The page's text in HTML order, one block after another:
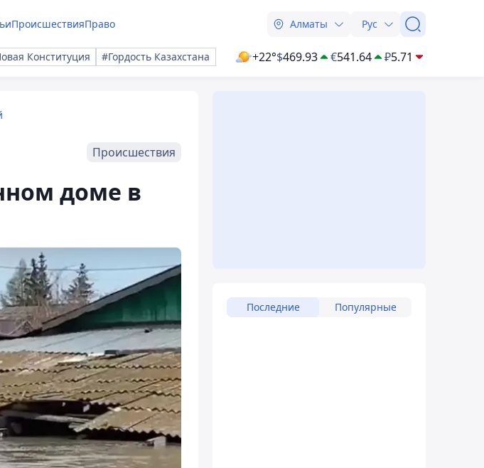
ПроисшествияПраво Алматы Рус
Конституция #Гордость Казахстана +22°$469.93 €541.64 ₽5.71
Происшествия
доме в
Последние Популярные